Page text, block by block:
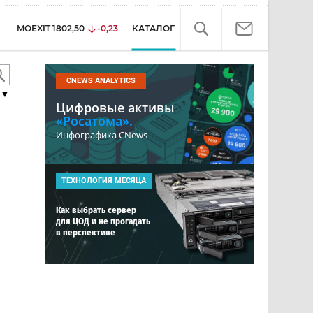
MOEXIT 1802,50 -0,23 КАТАЛОГ
CNEWS ANALYTICS
Цифровые активы
«Росатома».
Инфографика CNews
ТЕХНОЛОГИЯ МЕСЯЦА
Как выбрать сервер
для ЦОД и не прогадать
в перспективе